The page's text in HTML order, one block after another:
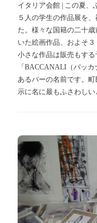
イタリア会館 | この夏、
５人の学生の作品展を
た。様々な国籍の二十
いた絵画作品、およそ
小さな作品は販売もす
「BACCANALI（バッ
あるバーの名前です。
示に名に最もふさわしい